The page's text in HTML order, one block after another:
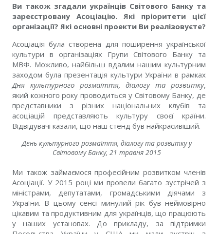
Ви також згадали українців Світового Банку та
зареєстровану Асоціацію. Які пріоритети цієї
організації? Які основні проекти Ви реалізовуєте?
Асоціація була створена для поширення української
культури в організаціях Групи Світового Банку та
МВФ. Можливо, найбільш вдалим нашим культурним
заходом була презентація культури України в рамках
Дня культурного розмаїття, діалогу та розвитку,
який кожного року проводиться у Світовому Банку, де
представники з різних національних клубів та
асоціацій представляють культуру своєї країни.
Відвідувачі казали, що наш стенд був найкрасивіший.
День культурного розмаїття, діалогу та розвитку у
Світовому Банку, 21 травня 2015
Ми також займаємося професійним розвитком членів
Асоціації. У 2015 році ми провели багато зустрічей з
міністрами, депутатами, громадськими діячами з
України. В цьому сенсі минулий рік був неймовірно
цікавим та продуктивним для українців, що працюють
у наших установах. До прикладу, за підтримки